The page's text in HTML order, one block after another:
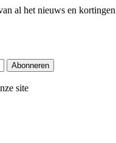
al het nieuws en
Abonneren
site